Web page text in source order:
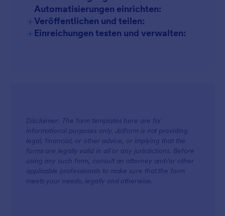
Zielformulare:
Feedback Formulare:
Automatisierungen einrichten:
+Veröffentlichen und teilen:
+Einreichungen testen und verwalten:
Disclaimer: The form templates here are for
informational purposes only. Jotform is not providing
legal, financial, or other advice, or implying that the
forms are legally valid in all or any jurisdictions. Before
using any such form, consult an attorney and/or other
applicable professionals to make sure that the form
meets your needs, legally and otherwise.